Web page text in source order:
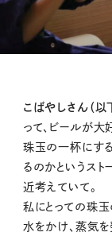
こばやしさん（以
って、ビールが
珠玉の一杯にす
るのかというスト
近考えていて。
私にとっての珠玉
水をかけ、蒸気を